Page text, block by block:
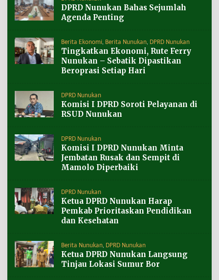
DPRD Nunukan Bahas Sejumlah
Agenda Penting
Berita Ekonomi Berita Nunukan DPRD Nunukan
Tingkatkan Ekonomi, Rute Ferry
Nunukan – Sebatik Dipastikan
Beroprasi Setiap Hari
DPRD Nunukan
Komisi I DPRD Soroti Pelayanan di
RSUD Nunukan
DPRD Nunukan
Komisi I DPRD Nunukan Minta
Jembatan Rusak dan Sempit di
Mamolo Diperbaiki
DPRD Nunukan
Ketua DPRD Nunukan Harap
Pemkab Prioritaskan Pendidikan
dan Kesehatan
Berita Nunukan DPRD Nunukan
Ketua DPRD Nunukan Langsung
Tinjau Lokasi Sumur Bor